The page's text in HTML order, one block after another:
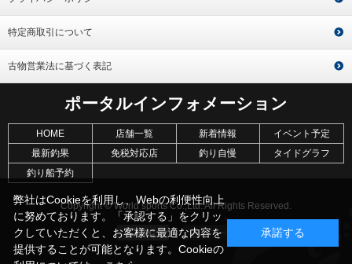
特定商取引について
古物営業法に基づく表記
ポータルインフォメーション
HOME 店舗一覧 新着情報
イベント予定
最新釣果
免税対応店 釣り自慢
タイドグラフ
釣り船予約
Copyright © World sports Co.,Ltd. All Rights Reserved.
弊社はCookieを利用し、Webの利便性向上
に努めております。「承認する」をクリッ
クしていただくと、お客様に最適な内容を
提供することが可能となります。Cookieの
承諾する